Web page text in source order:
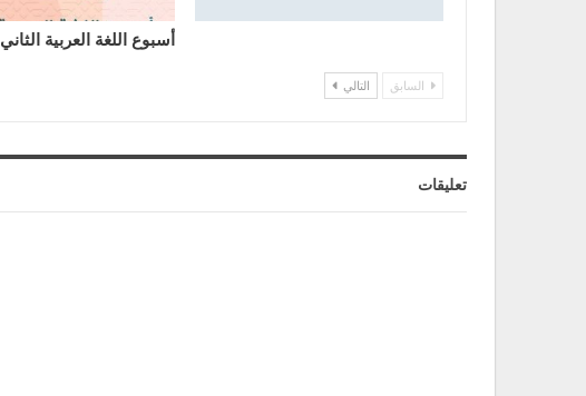
أسبوع اللغة العربية الثاني
السابق التالي
تعليقات